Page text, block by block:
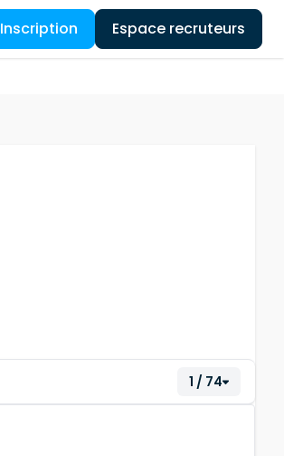
Inscription Espace recruteurs
1 / 74